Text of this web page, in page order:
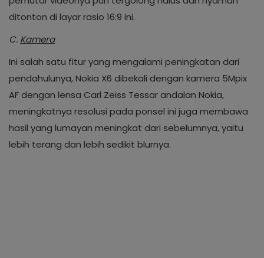
ditonton di layar rasio 16:9 ini.
C. Kamera
Ini salah satu fitur yang mengalami peningkatan dari
pendahulunya, Nokia X6 dibekali dengan kamera 5Mpix
AF dengan lensa Carl Zeiss Tessar andalan Nokia,
meningkatnya resolusi pada ponsel ini juga membawa
hasil yang lumayan meningkat dari sebelumnya, yaitu
lebih terang dan lebih sedikit blurnya.